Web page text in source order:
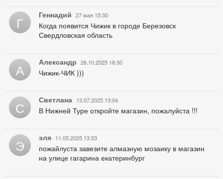
Г Геннадий 27 мая 15:30
Когда появится Чижик в городе Березовск
Свердловская область
А Александр 26.10.2025 18:30
Чижик-ЧИК )))
С Светлана 13.07.2025 13:04
В Нижней Туре откройте магазин, пожалуйста !!!
Э эля 11.05.2025 13:53
пожайлуста завезите алмазную мозаику в магазин
на улице гагарина екатеринбург